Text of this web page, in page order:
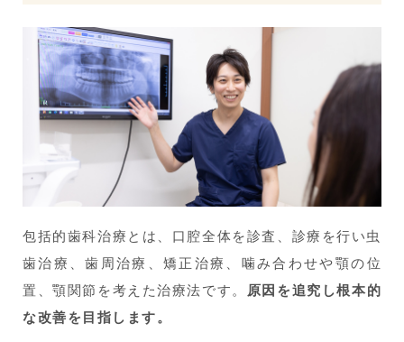
包括的歯科治療とは、口腔全体を診査、診療を行い虫
歯治療、歯周治療、矯正治療、噛み合わせや顎の位
置、顎関節を考えた治療法です。
原因を追究し根本的
な改善を目指します。